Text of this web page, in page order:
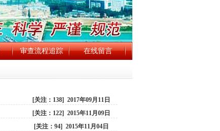
审查流程追踪 在线留言
[关注：138] 2017年09月11日
[关注：122] 2015年11月09日
[关注：94] 2015年11月04日